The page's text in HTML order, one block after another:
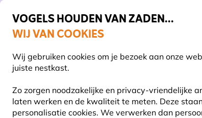
VOGELS HOUDEN VAN ZADEN...
WIJ VAN COOKIES
Wij gebruiken cookies om je bezoek aan onze
juiste nestkast.
Zo zorgen noodzakelijke en privacy-vriendelijke
laten werken en de kwaliteit te meten. Deze
personalisatie cookies. We verwerken dan
Uitstekend beoordeeld in 11 landen
Gratis thuisbezorgd vanaf €49
VOGELVOER VOEDERSYSTEMEN